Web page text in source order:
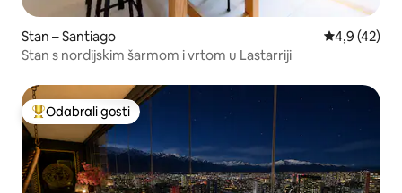
Stan – Santiago Prosječna
4,9 (42)
Stan s nordijskim šarmom i vrtom u Lastarriji
Među najviše rangiranima s oznakom „Odabrali gosti”
Odabrali gosti